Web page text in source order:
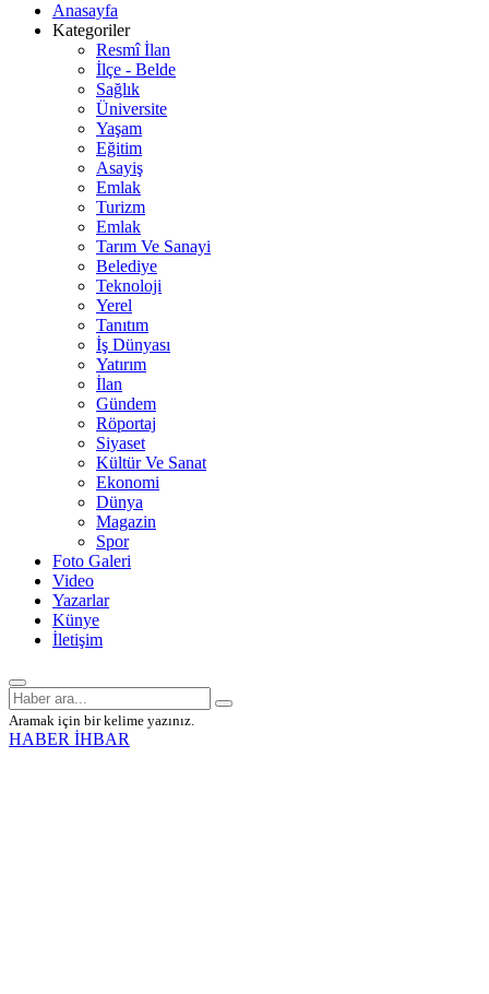
Anasayfa
Kategoriler
Resmî İlan
İlçe - Belde
Sağlık
Üniversite
Yaşam
Eğitim
Asayiş
Emlak
Turizm
Emlak
Tarım Ve Sanayi
Belediye
Teknoloji
Yerel
Tanıtım
İş Dünyası
Yatırım
İlan
Gündem
Röportaj
Siyaset
Kültür Ve Sanat
Ekonomi
Dünya
Magazin
Spor
Foto Galeri
Video
Yazarlar
Künye
İletişim
Aramak için bir kelime yazınız.
HABER İHBAR